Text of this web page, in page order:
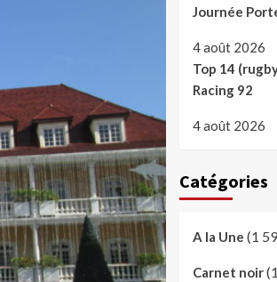
Journée
4 août 2026
Top 14
Racing 92
4 août 2026
Catégories
A la Une (1
Carnet noir